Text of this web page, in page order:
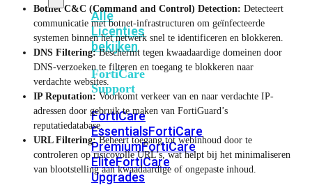
Alle
Licenties
bekijken
FortiCare
Support
FortiCare
EssentialsFortiCare
PremiumFortiCare
EliteFortiCare
Upgrades
Botnet C&C (Command and Control) Detection: Detecteert
communicatie met botnet-infrastructuren om geïnfecteerde
systemen binnen het netwerk snel te identificeren en blokkeren.
DNS Filtering:Beschermt tegen kwaadaardige domeinen door
DNS-verzoeken te filteren en toegang te blokkeren naar
verdachte websites.
IP Reputation: Voorkomt verkeer van en naar verdachte IP-
adressen door gebruik te maken van FortiGuard’s
reputatiedatabase.
URL Filtering:Beheert toegang tot webinhoud door te
controleren op risicovolle URL’s, wat helpt bij het minimaliseren
van blootstelling aan kwaadaardige of ongepaste inhoud.